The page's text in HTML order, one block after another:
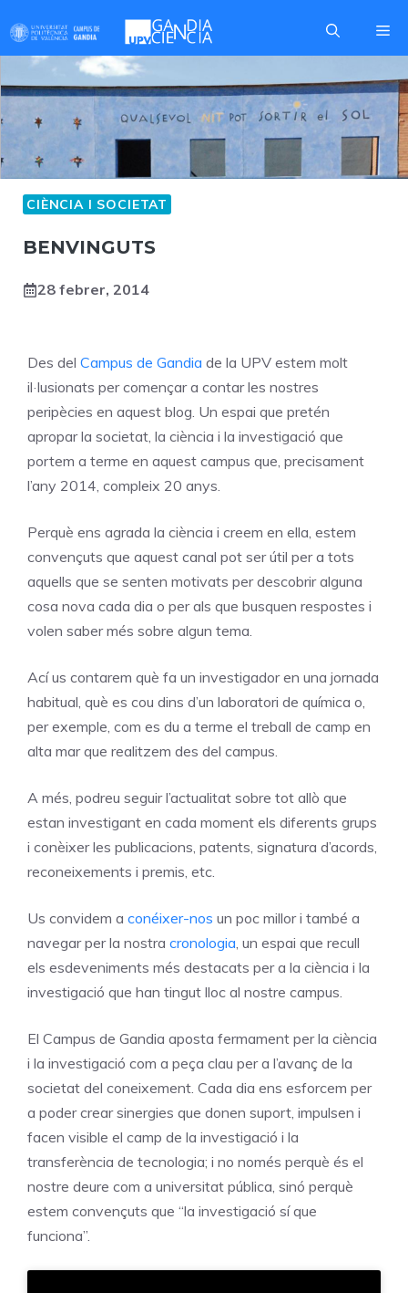
to
content
CIÈNCIA I SOCIETAT
BENVINGUTS
28 febrer, 2014
Des del Campus de Gandia de la UPV estem molt
il·lusionats per començar a contar les nostres
peripècies en aquest blog. Un espai que pretén
apropar la societat, la ciència i la investigació que
portem a terme en aquest campus que, precisament
l’any 2014, compleix 20 anys.
Perquè ens agrada la ciència i creem en ella, estem
convençuts que aquest canal pot ser útil per a tots
aquells que se senten motivats per descobrir alguna
cosa nova cada dia o per als que busquen respostes i
volen saber més sobre algun tema.
Ací us contarem què fa un investigador en una jornada
habitual, què es cou dins d’un laboratori de química o,
per exemple, com es du a terme el treball de camp en
alta mar que realitzem des del campus.
A més, podreu seguir l’actualitat sobre tot allò que
estan investigant en cada moment els diferents grups
i conèixer les publicacions, patents, signatura d’acords,
reconeixements i premis, etc.
Us convidem a conéixer-nos un poc millor i també a
navegar per la nostra cronologia , un espai que recull
els esdeveniments més destacats per a la ciència i la
investigació que han tingut lloc al nostre campus.
El Campus de Gandia aposta fermament per la ciència
i la investigació com a peça clau per a l’avanç de la
societat del coneixement. Cada dia ens esforcem per
a poder crear sinergies que donen suport, impulsen i
facen visible el camp de la investigació i la
transferència de tecnologia; i no només perquè és el
nostre deure com a universitat pública, sinó perquè
estem convençuts que “la investigació sí que
funciona”.